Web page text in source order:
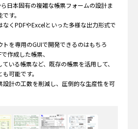
日本固有の複雑な帳票フォームの設計ま
す。
くPDFやExcelといった多様な出力形式で
を専用のGUIで開発できるのはもちろ
作成した帳票、
いる帳票など、 既存の帳票を活用して、
可能です。
設計の工数を削減し、圧倒的な生産性を可